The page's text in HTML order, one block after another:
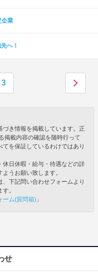
企業
へ！
3
き情報を掲載しています。正
掲載内容の確認を随時行って
を保証しているわけではあり
休日休暇・給与・待遇などの詳
うお願い致します。
下記問い合わせフォームより
。
ーム(質問箱) 」
せ